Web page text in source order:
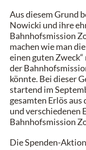
Aus diesem Grund
Nowicki und ihre
Bahnhofsmission
machen wie man
einen guten
der
könnte. Bei dieser
startend im
gesamten Erlös aus
und verschiedenen
Bahnhofsmission
Die Spenden-